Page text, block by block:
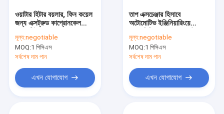
ওয়াটার হিটার বয়লার, ফিন কয়েল
জন্য এক্সট্রুড কাপ্রোনকেল
মূল্য:negotiable
MOQ:1 পিসিএস
সর্বশেষ দাম পান
এখন যোগাযোগ
তাপ এক্সচেঞ্জার হিসাবে
অটোমোটিভ ইঞ্জিনিয়ারিংয়ে
হিটিং কোয়েল
মূল্য:negotiable
MOQ:1 পিসিএস
সর্বশেষ দাম পান
এখন যোগাযোগ